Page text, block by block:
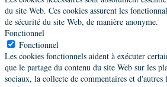
du site Web. Ces cookies assurent les
de sécurité du site Web, de manière anonyme.
Fonctionnel
Fonctionnel
Les cookies fonctionnels aident à exécuter
que le partage du contenu du site Web sur les
sociaux, la collecte de commentaires et d'autres